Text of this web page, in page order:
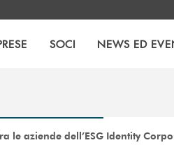
SOCI NEWS ED
le aziende dell’ESG Identity